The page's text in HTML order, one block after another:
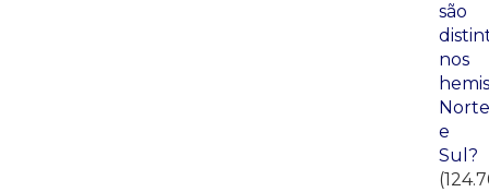
são
nos
Norte
e
Sul?